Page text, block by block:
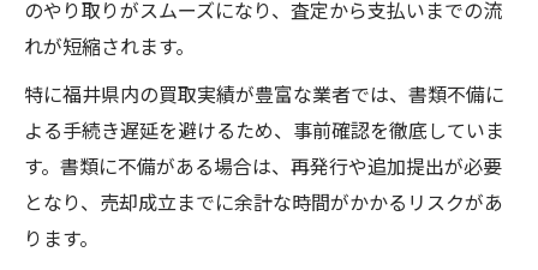
のやり取りがスムーズになり、査定から支払いまでの流
れが短縮されます。
特に福井県内の買取実績が豊富な業者では、書類不備に
よる手続き遅延を避けるため、事前確認を徹底していま
す。書類に不備がある場合は、再発行や追加提出が必要
となり、売却成立までに余計な時間がかかるリスクがあ
ります。